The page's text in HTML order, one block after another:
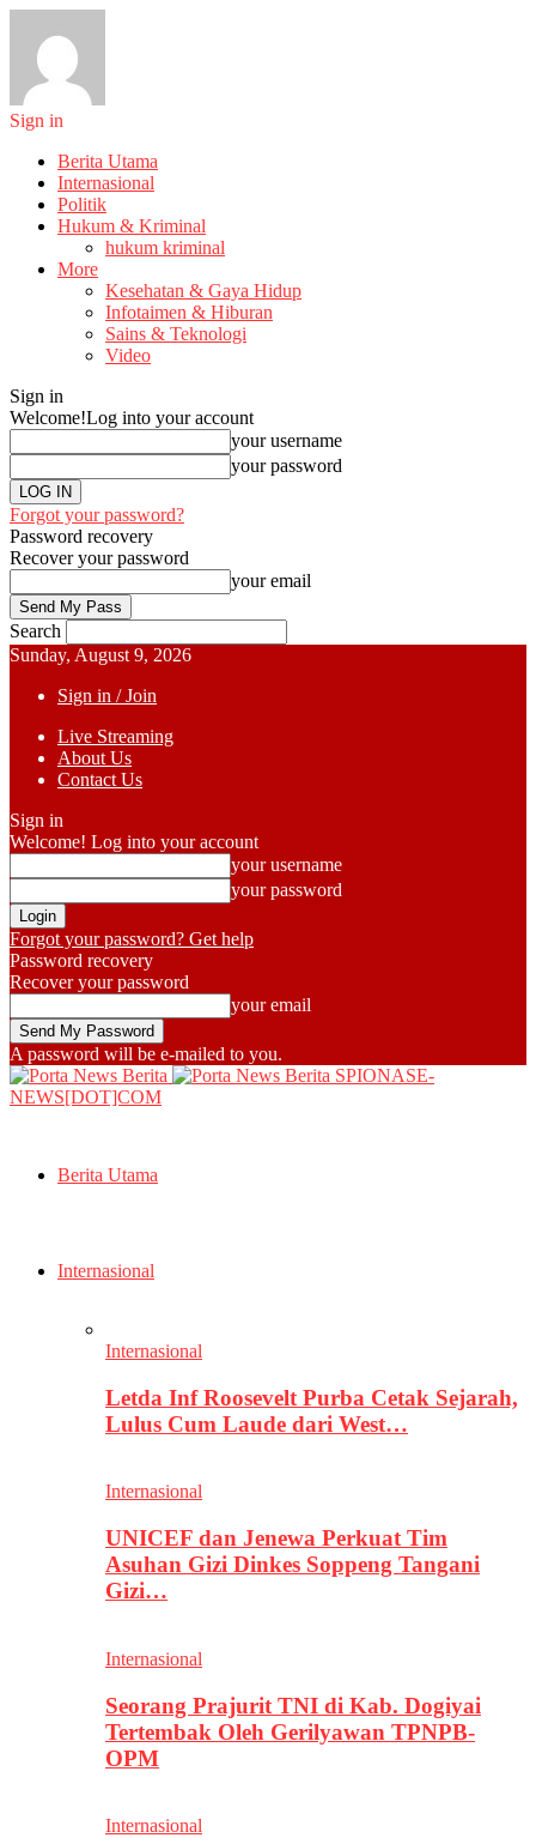
Sign in
Berita Utama
Internasional
Politik
Hukum & Kriminal
hukum kriminal
More
Kesehatan & Gaya Hidup
Infotaimen & Hiburan
Sains & Teknologi
Video
Sign in
Welcome!Log into your account
your username
your password
Forgot your password?
Password recovery
Recover your password
your email
Search
Sunday, August 9, 2026
Sign in / Join
Live Streaming
About Us
Contact Us
Sign in
Welcome! Log into your account
your username
your password
Forgot your password? Get help
Password recovery
Recover your password
your email
A password will be e-mailed to you.
SPIONASE-
NEWS[DOT]COM
Berita Utama
Internasional
Internasional
Letda Inf Roosevelt Purba Cetak Sejarah,
Lulus Cum Laude dari West…
Internasional
UNICEF dan Jenewa Perkuat Tim
Asuhan Gizi Dinkes Soppeng Tangani
Gizi…
Internasional
Seorang Prajurit TNI di Kab. Dogiyai
Tertembak Oleh Gerilyawan TPNPB-
OPM
Internasional